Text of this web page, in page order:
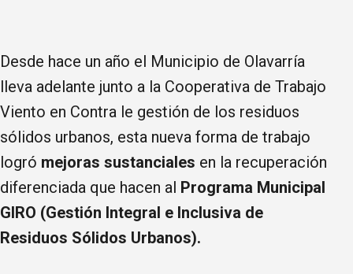
Desde hace un año el Municipio de Olavarría
lleva adelante junto a la Cooperativa de Trabajo
Viento en Contra le gestión de los residuos
sólidos urbanos, esta nueva forma de trabajo
logró mejoras sustanciales en la recuperación
diferenciada que hacen al Programa Municipal
GIRO (Gestión Integral e Inclusiva de
Residuos Sólidos Urbanos).